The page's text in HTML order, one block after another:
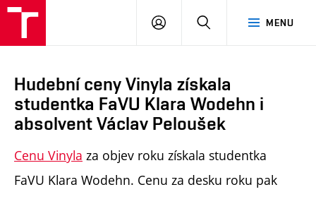
MENU
PŘIHLÁSIT
Hudební ceny Vinyla získala
studentka FaVU Klara Wodehn i
absolvent Václav Peloušek
Cenu Vinyla za objev roku získala studentka
FaVU Klara Wodehn. Cenu za desku roku pak